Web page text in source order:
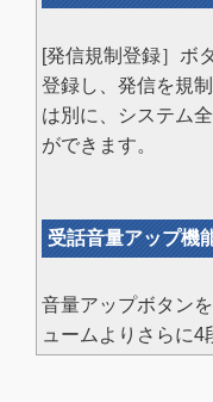
[発信規制登録］ボ
登録し、発信を規
は別に、システム
ができます。
受話音量アップ機
音量アップボタン
ュームよりさらに4